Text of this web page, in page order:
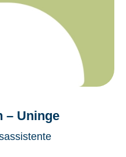
– Uninge